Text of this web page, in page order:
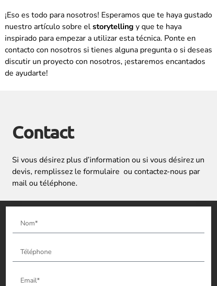
¡Eso es todo para nosotros! Esperamos que te haya gustado
nuestro artículo sobre elstorytelling y que te haya
inspirado para empezar a utilizar esta técnica. Ponte en
contacto con nosotros si tienes alguna pregunta o si deseas
discutir un proyecto con nosotros, ¡estaremos encantados
de ayudarte!
Contact
Si vous désirez plus d’information ou si vous désirez un
devis, remplissez le formulaire ou contactez-nous par
mail ou téléphone.